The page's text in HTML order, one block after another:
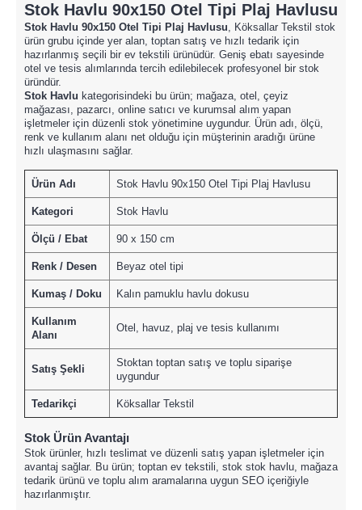
Stok Havlu 90x150 Otel Tipi Plaj Havlusu
Stok Havlu 90x150 Otel Tipi Plaj Havlusu, Köksallar Tekstil stok
ürün grubu içinde yer alan, toptan satış ve hızlı tedarik için
hazırlanmış seçili bir ev tekstili ürünüdür. Geniş ebatı sayesinde
otel ve tesis alımlarında tercih edilebilecek profesyonel bir stok
üründür.
Stok Havlu kategorisindeki bu ürün; mağaza, otel, çeyiz
mağazası, pazarcı, online satıcı ve kurumsal alım yapan
işletmeler için düzenli stok yönetimine uygundur. Ürün adı, ölçü,
renk ve kullanım alanı net olduğu için müşterinin aradığı ürüne
hızlı ulaşmasını sağlar.
Ürün Adı Stok Havlu 90x150 Otel Tipi Plaj Havlusu
Kategori Stok Havlu
Ölçü / Ebat 90 x 150 cm
Renk / Desen Beyaz otel tipi
Kumaş / Doku Kalın pamuklu havlu dokusu
Kullanım
Alanı
Otel, havuz, plaj ve tesis kullanımı
Satış Şekli
Stoktan toptan satış ve toplu siparişe
uygundur
Tedarikçi Köksallar Tekstil
Stok Ürün Avantajı
Stok ürünler, hızlı teslimat ve düzenli satış yapan işletmeler için
avantaj sağlar. Bu ürün; toptan ev tekstili, stok stok havlu, mağaza
tedarik ürünü ve toplu alım aramalarına uygun SEO içeriğiyle
hazırlanmıştır.